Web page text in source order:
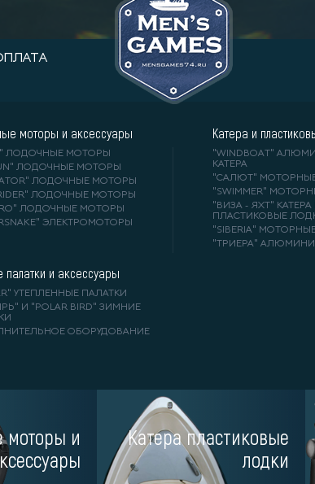
моторы и аксессуары
ЛОДОЧНЫЕ МОТОРЫ
ЛОДОЧНЫЕ МОТОРЫ
ЛОДОЧНЫЕ МОТОРЫ
RIDER" ЛОДОЧНЫЕ МОТОРЫ
ЛОДОЧНЫЕ МОТОРЫ
ЭЛЕКТРОМОТОРЫ
Катера и
"WINDBOAT"
КАТЕРА
"САЛЮТ"
"SWIMMER"
"ВИЗА - ЯХТ" КАТЕРА
ПЛАСТИКОВЫЕ
"SIBERIA"
"ТРИЕРА"
палатки и аксессуары
УТЕПЛЕННЫЕ ПАЛАТКИ
И "POLAR BIRD" ЗИМНИЕ
ОБОРУДОВАНИЕ
предприниматель Ванин Виктор
© 2026 «Men'sGames».
моторы и
Катера пластиковые
лодки